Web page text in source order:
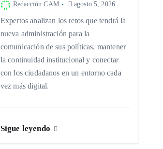
Redacción CAM agosto 5, 2026
Expertos analizan los retos que tendrá la
nueva administración para la
comunicación de sus políticas, mantener
la continuidad institucional y conectar
con los ciudadanos en un entorno cada
vez más digital.
Sigue leyendo